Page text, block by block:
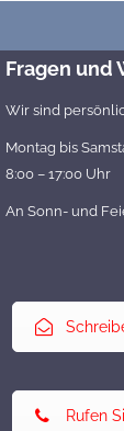
Fragen und
Wir sind
Montag bis
8:00 – 17:00 Uhr
An Sonn- und
Rufen